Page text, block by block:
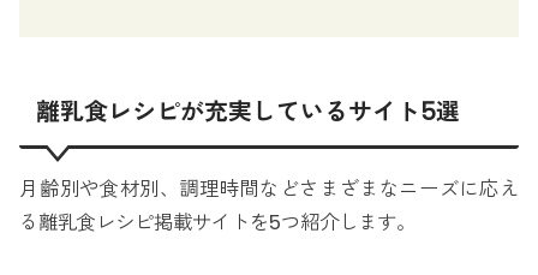
離乳食レシピが充実しているサイト5選
月齢別や食材別、調理時間などさまざまなニーズに応え
る離乳食レシピ掲載サイトを5つ紹介します。